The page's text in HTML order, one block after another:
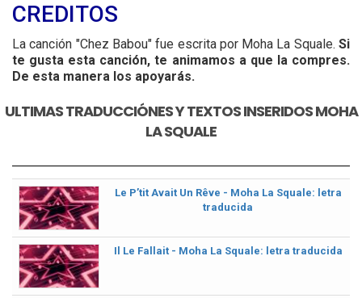
CREDITOS
La canción "Chez Babou" fue escrita por Moha La Squale. Si
te gusta esta canción, te animamos a que la compres.
De esta manera los apoyarás.
ULTIMAS TRADUCCIÓNES Y TEXTOS INSERIDOS MOHA
LA SQUALE
Le P’tit Avait Un Rêve - Moha La Squale: letra
traducida
Il Le Fallait - Moha La Squale: letra traducida